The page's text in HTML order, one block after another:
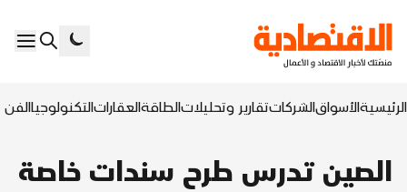
الرئيسيةالأسواقالشركاتتقارير وتحليلاتالطاقةالعقاراتالتكنولوجياالفن
الصين تدرس طرح سندات خاصة